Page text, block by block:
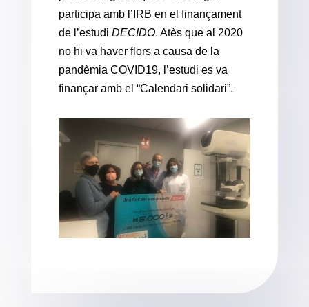
participa amb l’IRB en el finançament
de l’estudi DECIDO. Atès que al 2020
no hi va haver flors a causa de la
pandèmia COVID19, l’estudi es va
finançar amb el “Calendari solidari”.